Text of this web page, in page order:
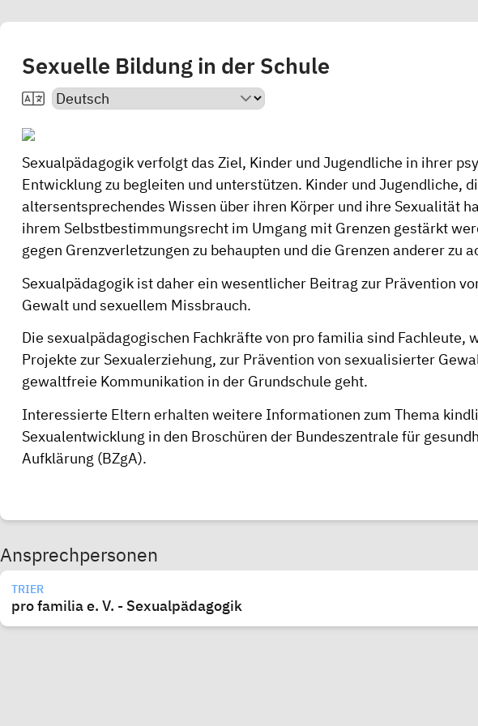
Sexuelle Bildung in der Schule
Sexualpädagogik verfolgt das Ziel, Kinder und Jugendliche in ihrer
Entwicklung zu begleiten und unterstützen. Kinder und Jugendliche,
altersentsprechendes Wissen über ihren Körper und ihre Sexualität
ihrem Selbstbestimmungsrecht im Umgang mit Grenzen gestärkt
gegen Grenzverletzungen zu behaupten und die Grenzen anderer zu
Sexualpädagogik ist daher ein wesentlicher Beitrag zur Prävention
Gewalt und sexuellem Missbrauch.
Die sexualpädagogischen Fachkräfte von pro familia sind Fachleute,
Projekte zur Sexualerziehung, zur Prävention von sexualisierter
gewaltfreie Kommunikation in der Grundschule geht.
Interessierte Eltern erhalten weitere Informationen zum Thema
Sexualentwicklung in den Broschüren der Bundeszentrale für
Aufklärung (BZgA).
Ansprechpersonen
TRIER
pro familia e. V. - Sexualpädagogik